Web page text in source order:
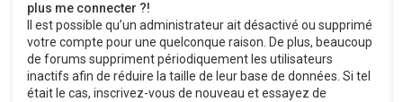
plus me connecter ?!
Il est possible qu’un administrateur ait désactivé ou supprimé
votre compte pour une quelconque raison. De plus, beaucoup
de forums suppriment périodiquement les utilisateurs
inactifs afin de réduire la taille de leur base de données. Si tel
était le cas, inscrivez-vous de nouveau et essayez de